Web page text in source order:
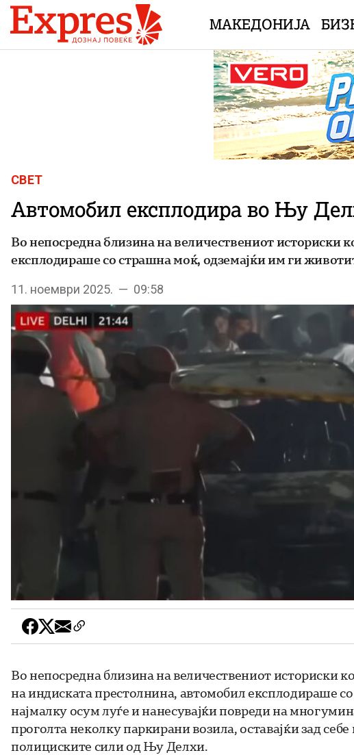
Skip to content
МАКЕДОНИЈА
СВЕТ
Автомобил експлодира во Њу
Во непосредна близина на величествениот историски
експлодираше со страшна моќ, одземајќи им ги
11. ноември 2025. — 09:58
Во непосредна близина на величествениот историски
на индиската престолнина, автомобил експлодираше
најмалку осум луѓе и нанесувајќи повреди на
проголта неколку паркирани возила, оставајќи зад
полициските сили од Њу Делхи.